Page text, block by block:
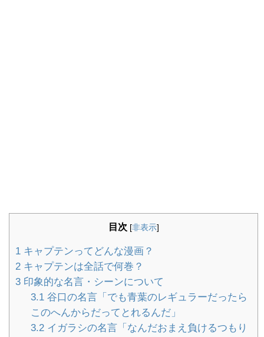
目次 [非表示]
1 キャプテンってどんな漫画？
2 キャプテンは全話で何巻？
3 印象的な名言・シーンについて
3.1谷口の名言「でも青葉のレギュラーだったら
このへんからだってとれるんだ」
3.2イガラシの名言「なんだおまえ負けるつもり